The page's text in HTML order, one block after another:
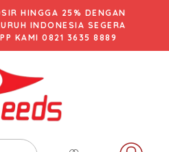
HINGGA 25% DENGAN
INDONESIA SEGERA
KAMI 0821 3635 8889